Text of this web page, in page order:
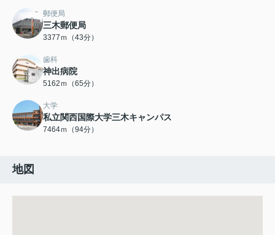
郵便局
三木郵便局
3377ｍ（43分）
歯科
神出病院
5162ｍ（65分）
大学
私立関西国際大学三木キャンパス
7464ｍ（94分）
地図